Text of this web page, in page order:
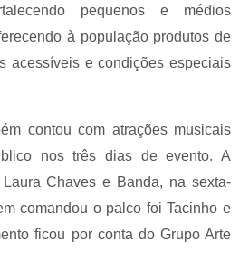
pequenos e médios
à população produtos de
acessíveis e condições especiais
contou com atrações musicais
nos três dias de evento. A
Chaves e Banda, na sexta-
comandou o palco foi Tacinho e
ficou por conta do Grupo Arte